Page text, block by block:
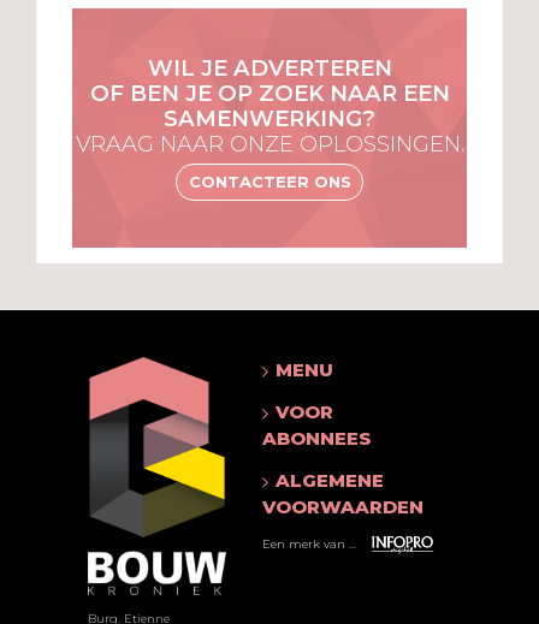
WIL JE ADVERTEREN
OF BEN JE OP ZOEK NAAR EEN
SAMENWERKING?
VRAAG NAAR ONZE OPLOSSINGEN.
CONTACTEER ONS
Burg. Etienne
MENU
VOOR
ABONNEES
ALGEMENE
VOORWAARDEN
Een merk van ...